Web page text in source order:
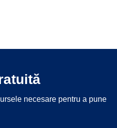
necesare pentru a pune